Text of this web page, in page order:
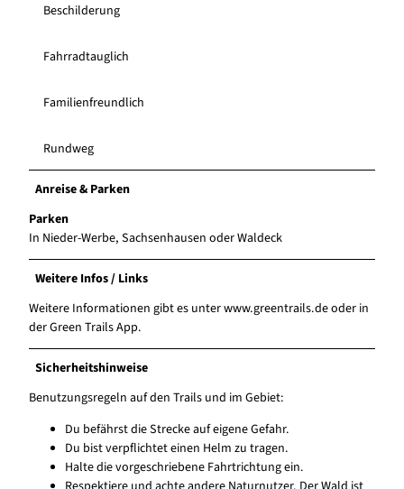
Beschilderung
Fahrradtauglich
Familienfreundlich
Rundweg
Anreise & Parken
Parken
In Nieder-Werbe, Sachsenhausen oder Waldeck
Weitere Infos / Links
Weitere Informationen gibt es unter www.greentrails.de oder in
der Green Trails App.
Sicherheitshinweise
Benutzungsregeln auf den Trails und im Gebiet:
Du befährst die Strecke auf eigene Gefahr.
Du bist verpflichtet einen Helm zu tragen.
Halte die vorgeschriebene Fahrtrichtung ein.